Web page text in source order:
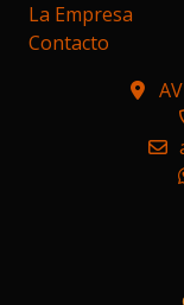
La Empresa
Contacto